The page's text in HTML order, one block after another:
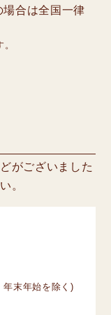
場合は全国一律
がございました
。
末年始を除く)